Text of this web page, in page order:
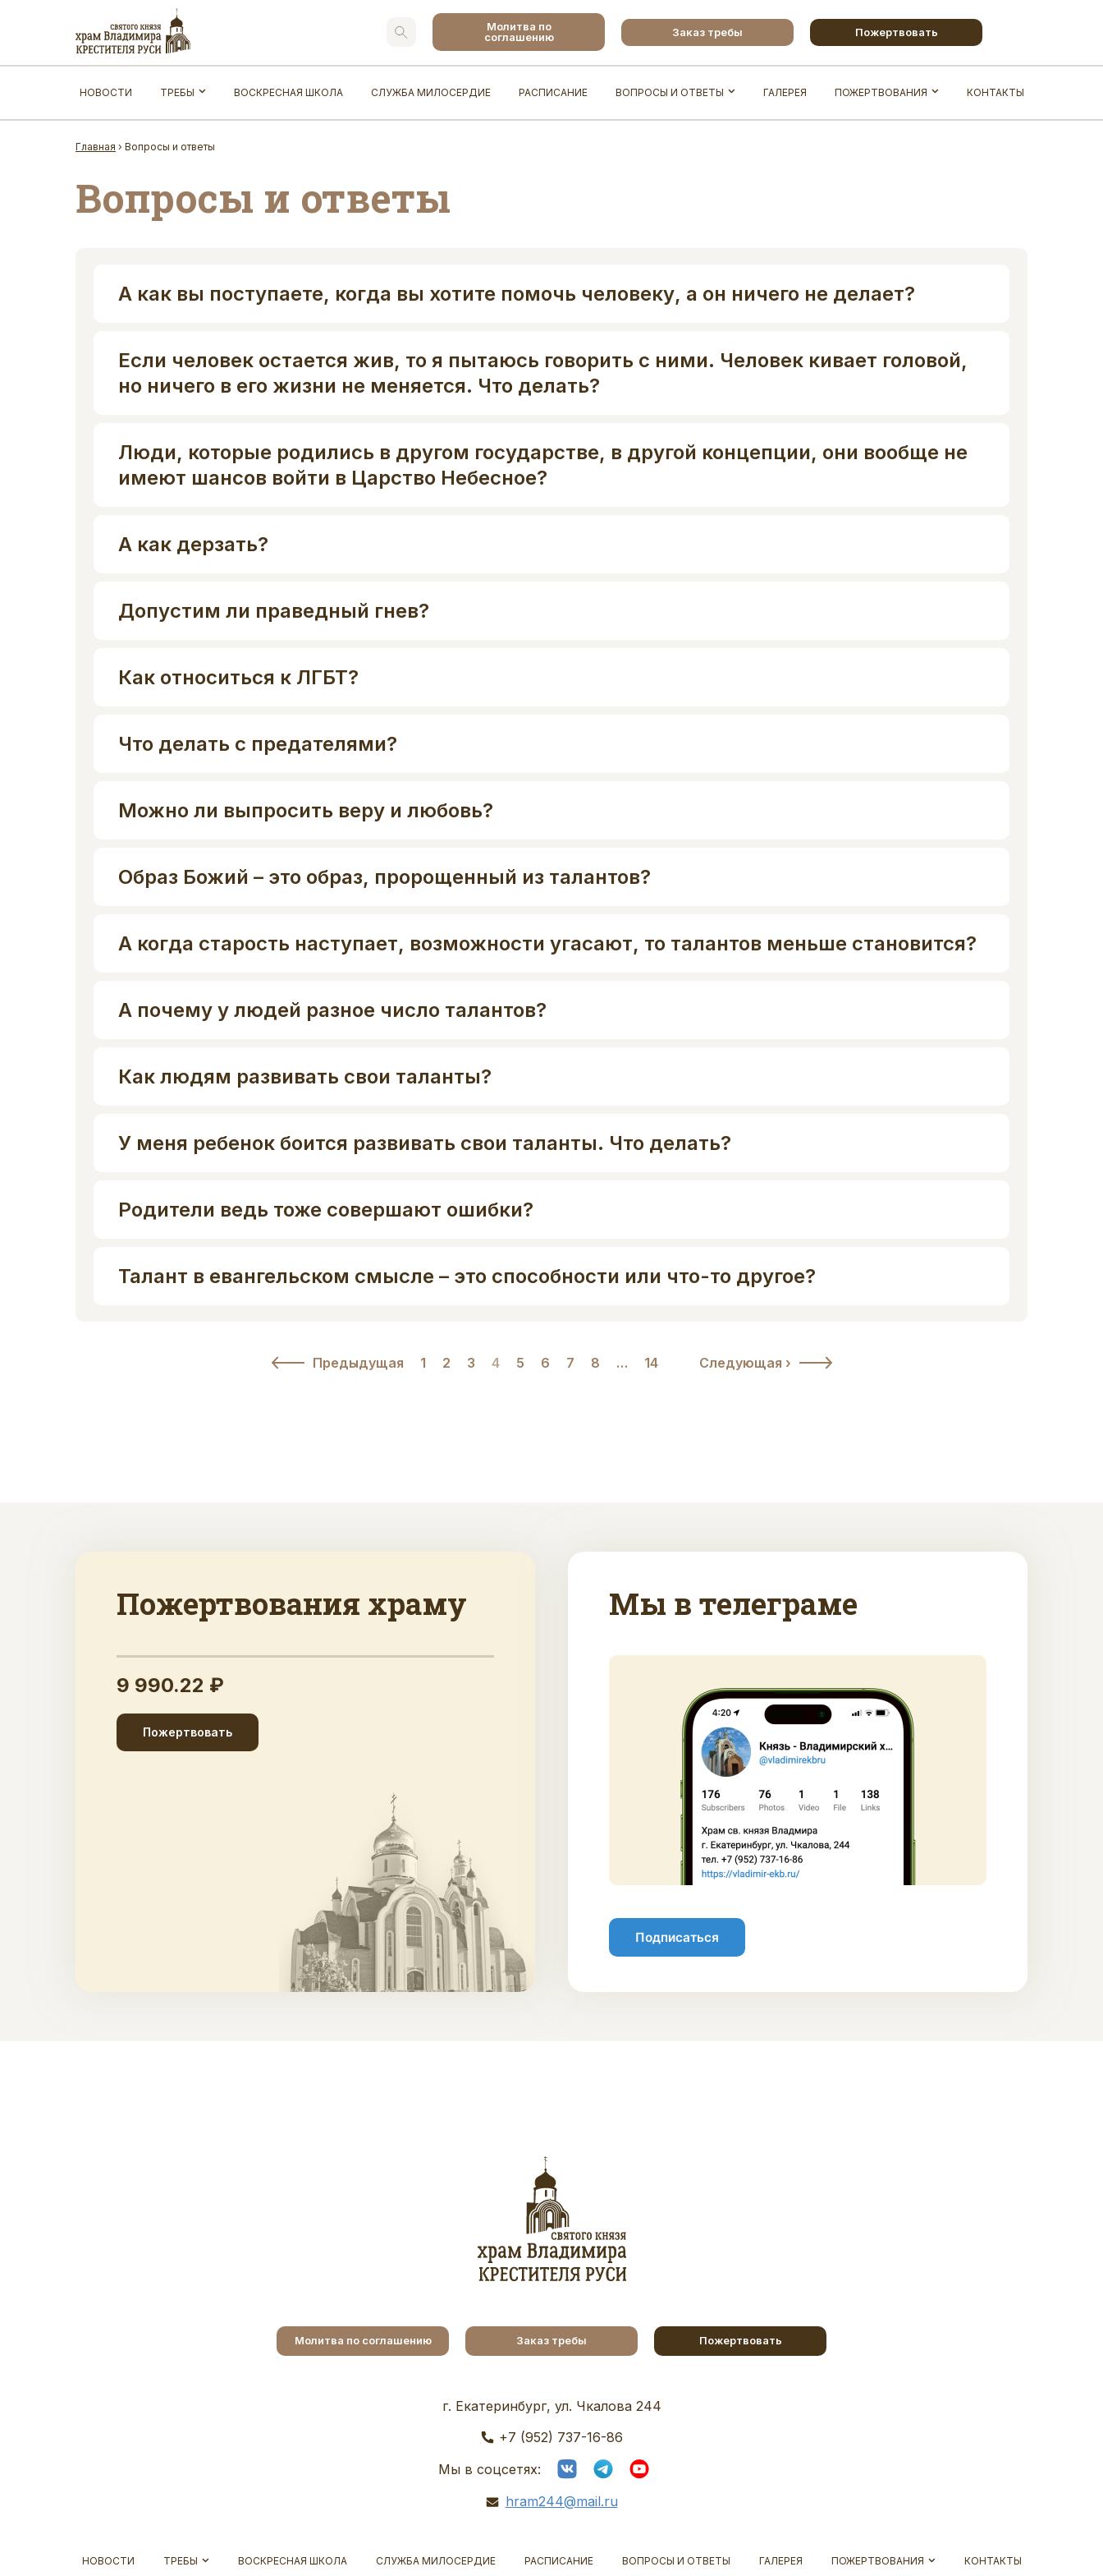
Молитва по
соглашению
Заказ требы Пожертвовать
НОВОСТИ ТРЕБЫ ВОСКРЕСНАЯ ШКОЛА СЛУЖБА МИЛОСЕРДИЕ РАСПИСАНИЕ ВОПРОСЫ И ОТВЕТЫ ГАЛЕРЕЯ ПОЖЕРТВОВАНИЯ КОНТАКТЫ
Главная › Вопросы и ответы
Вопросы и ответы
А как вы поступаете, когда вы хотите помочь человеку, а он ничего не делает?
Если человек остается жив, то я пытаюсь говорить с ними. Человек кивает головой,
но ничего в его жизни не меняется. Что делать?
Люди, которые родились в другом государстве, в другой концепции, они вообще не
имеют шансов войти в Царство Небесное?
А как дерзать?
Допустим ли праведный гнев?
Как относиться к ЛГБТ?
Что делать с предателями?
Можно ли выпросить веру и любовь?
Образ Божий – это образ, пророщенный из талантов?
А когда старость наступает, возможности угасают, то талантов меньше становится?
А почему у людей разное число талантов?
Как людям развивать свои таланты?
У меня ребенок боится развивать свои таланты. Что делать?
Родители ведь тоже совершают ошибки?
Талант в евангельском смысле – это способности или что-то другое?
Предыдущая 1 2 3 4 5 6 7 8 … 14 Следующая ›
Пожертвования храму
9 990.22 ₽
Пожертвовать
Мы в телеграме
Подписаться
Молитва по соглашению Заказ требы Пожертвовать
г. Екатеринбург, ул. Чкалова 244
+7 (952) 737-16-86
Мы в соцсетях:
hram244@mail.ru
НОВОСТИ ТРЕБЫ ВОСКРЕСНАЯ ШКОЛА СЛУЖБА МИЛОСЕРДИЕ РАСПИСАНИЕ ВОПРОСЫ И ОТВЕТЫ ГАЛЕРЕЯ ПОЖЕРТВОВАНИЯ КОНТАКТЫ